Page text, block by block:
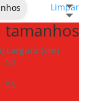
Limpar
tamanhos
Largura (cm)
50
53